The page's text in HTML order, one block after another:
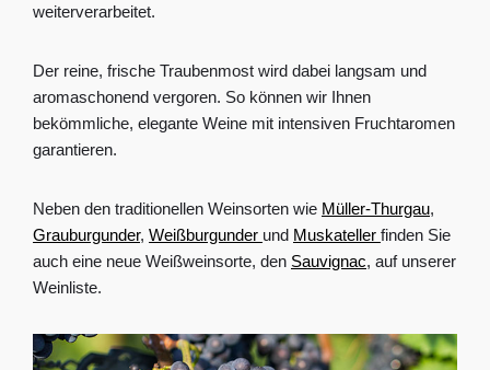
weiterverarbeitet.
Der reine, frische Traubenmost wird dabei langsam und
aromaschonend vergoren. So können wir Ihnen
bekömmliche, elegante Weine mit intensiven Fruchtaromen
garantieren.
Neben den traditionellen Weinsorten wie Müller-Thurgau,
Grauburgunder, Weißburgunder und Muskateller finden Sie
auch eine neue Weißweinsorte, den Sauvignac, auf unserer
Weinliste.